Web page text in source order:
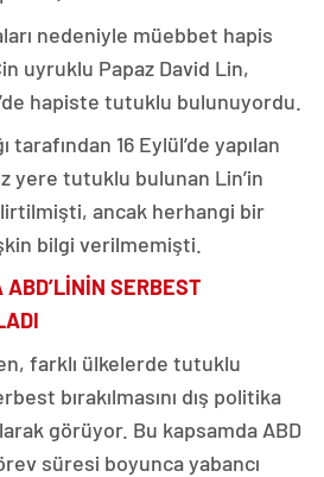
nedeniyle müebbet hapis
uyruklu Papaz David Lin,
hapiste tutuklu bulunuyordu.
tarafından 16 Eylül’de yapılan
yere tutuklu bulunan Lin’in
ancak herhangi bir
bilgi verilmemişti.
SERBEST
farklı ülkelerde tutuklu
bırakılmasını dış politika
görüyor. Bu kapsamda ABD
süresi boyunca yabancı